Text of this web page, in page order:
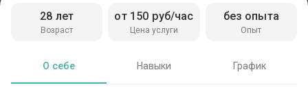
Возраст
28 лет
Цена услуги
от 150 руб/час
Опыт
без опыта
О себе Навыки График